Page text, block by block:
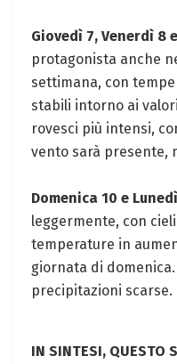
Giovedì 7, Venerdì 8
protagonista anche
settimana, con
stabili intorno ai
rovesci più intensi,
vento sarà presente,
Domenica 10 e
leggermente, con
temperature in
giornata di
precipitazioni scarse.
IN SINTESI, QUESTO